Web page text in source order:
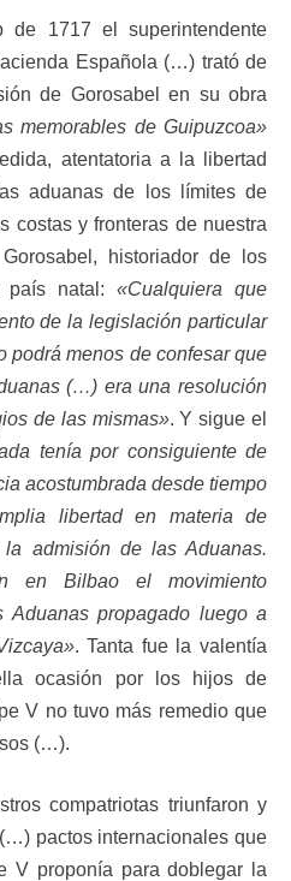
1717 el superintendente
Española (…) trató de
de Gorosabel en su obra
memorables de Guipuzcoa»
atentatoria a la libertad
aduanas de los límites de
costas y fronteras de nuestra
historiador de los
país natal:«Cualquiera que
de la legislación particular
podrá menos de confesar que
(…) era una resolución
de las mismas». Y sigue el
tenía por consiguiente de
acostumbrada desde tiempo
libertad en materia de
la admisión de las Aduanas.
en Bilbao el movimiento
Aduanas propagado luego a
. Tanta fue la valentía
ocasión por los hijos de
V no tuvo más remedio que
(…).
compatriotas triunfaron y
pactos internacionales que
V proponía para doblegar la